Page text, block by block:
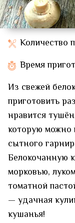
Количество
Время
Из свежей
приготовить
нравится
которую можно
сытного
Белокочанную
морковью,
томатной
— удачная
кушанья!